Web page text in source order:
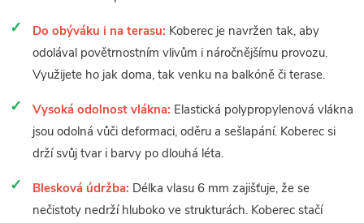
Do obýváku i na terasu: Koberec je navržen tak, aby
odolával povětrnostním vlivům i náročnějšímu provozu.
Využijete ho jak doma, tak venku na balkóně či terase.
Vysoká odolnost vlákna: Elastická polypropylenová vlákna
jsou odolná vůči deformaci, oděru a sešlapání. Koberec si
drží svůj tvar i barvy po dlouhá léta.
Blesková údržba: Délka vlasu 6 mm zajišťuje, že se
nečistoty nedrží hluboko ve strukturách. Koberec stačí